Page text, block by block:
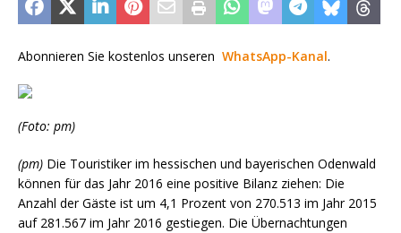
Abonnieren Sie kostenlos unseren WhatsApp-Kanal.
(Foto: pm)
(pm) Die Touristiker im hessischen und bayerischen Odenwald
können für das Jahr 2016 eine positive Bilanz ziehen: Die
Anzahl der Gäste ist um 4,1 Prozent von 270.513 im Jahr 2015
auf 281.567 im Jahr 2016 gestiegen. Die Übernachtungen